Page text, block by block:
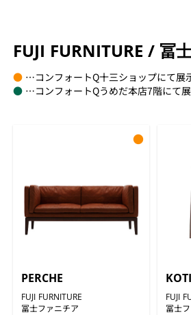
FUJI FURNITURE / 冨
●…コンフォートQ十三ショップにて展
●…コンフォートQうめだ本店7階にて
PERCHE
FUJI FURNITURE
冨士ファニチア
●
FUJI
冨士